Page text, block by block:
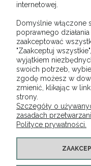
OPINIE O
internetowej.
Domyślnie włączone
poprawnego
zaakceptować
"Zaakceptuj
wyjątkiem
swoich potrzeb,
zgodę możesz w
zmienić, klikając w
strony.
Szczegóły o
zasadach
Polityce prywatności.